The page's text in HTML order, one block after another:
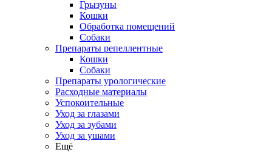
Грызуны
Кошки
Обработка помещений
Собаки
Препараты репеллентные
Кошки
Собаки
Препараты урологические
Расходные материалы
Успокоительные
Уход за глазами
Уход за зубами
Уход за ушами
Ещё